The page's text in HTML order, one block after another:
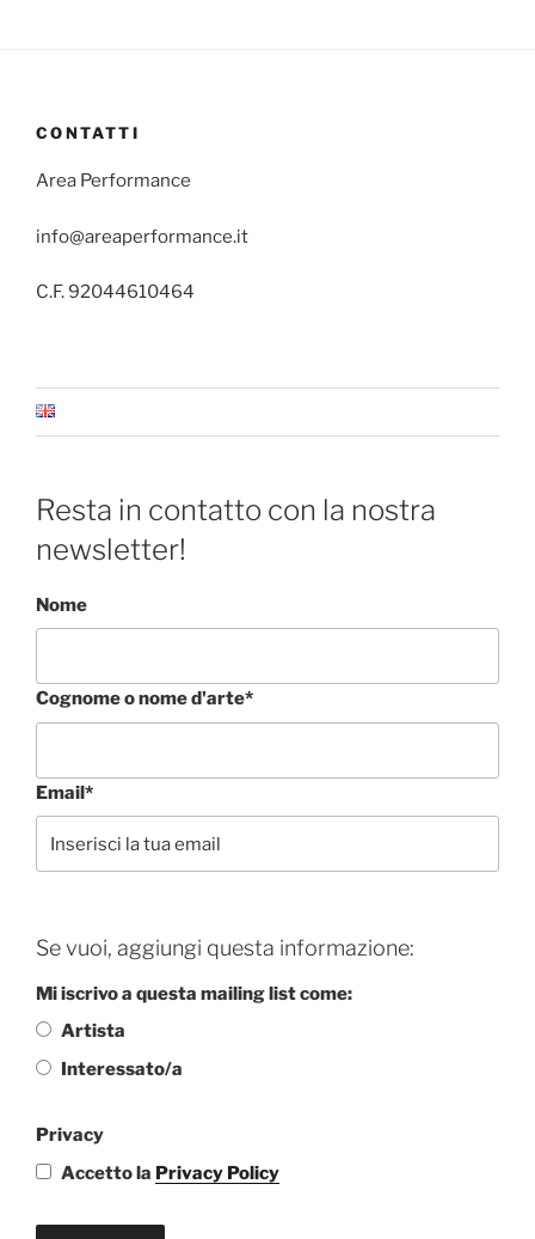
CONTATTI
Area Performance
info@areaperformance.it
C.F. 92044610464
Resta in contatto con la nostra
newsletter!
Nome
Cognome o nome d'arte*
Email*
Se vuoi, aggiungi questa informazione:
Mi iscrivo a questa mailing list come:
Artista
Interessato/a
Privacy
Accetto la Privacy Policy